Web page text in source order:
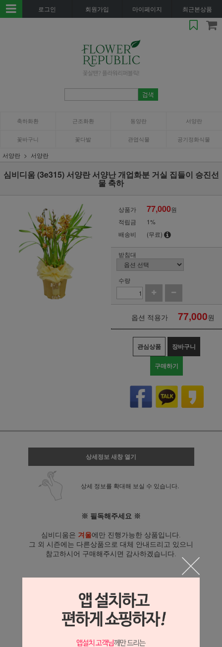
로그인 회원가입 마이페이지 최근본상품
축하화환 근조화환 동양란 서양란
꽃바구니 꽃다발 관엽식물 공기정화식물
서양란 서양란
심비디움 (3e315) 서양란 서양난 개업화분 거실 집들이 승진선
물 축하
상품가 77,000원
적립금
1%
배송비
(무료)
받침대
수량
옵션 적용가 77,000원
관심상품 장바구니
구매하기
상세정보 새창 열기
상세 정보를 확대해 보실 수 있습니다.
※ 필독해주세요 ※
심비디움은 겨울에만 진행가능한 상품입니다.
그 외 시즌에는 다른상품으로 대체 안내드리고 있으니
참고하시어 구매해주시면 감사하겠습니다.